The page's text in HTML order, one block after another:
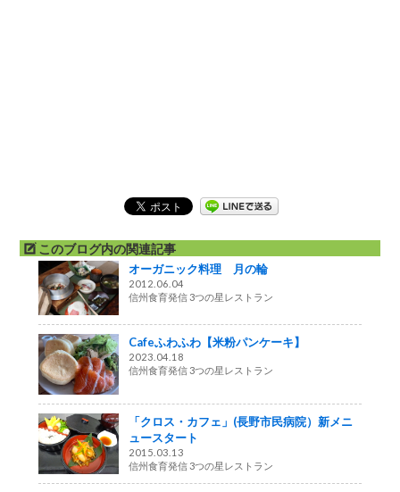
このブログ内の関連記事
オーガニック料理 月の輪
2012.06.04
信州食育発信 3つの星レストラン
Cafeふわふわ【米粉パンケーキ】
2023.04.18
信州食育発信 3つの星レストラン
「クロス・カフェ」(長野市民病院）新メニ
ュースタート
2015.03.13
信州食育発信 3つの星レストラン